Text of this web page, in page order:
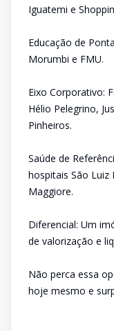
Iguatemi e
Educação de
Morumbi e FMU.
Eixo Corporativo:
Hélio Pelegrino,
Pinheiros.
Saúde de
hospitais São Luiz
Maggiore.
Diferencial: Um
de valorização e
Não perca essa
hoje mesmo e